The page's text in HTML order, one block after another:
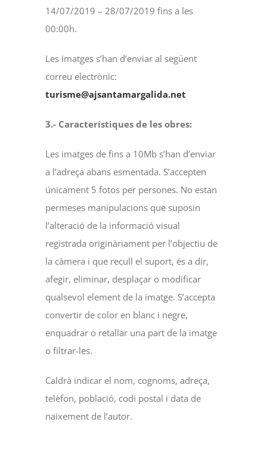
14/07/2019 – 28/07/2019 fins a les
00:00h.
Les imatges s’han d’enviar al següent
correu electrònic:
turisme@ajsantamargalida.net
3.- Característiques de les obres:
Les imatges de fins a 10Mb s’han d’enviar
a l’adreça abans esmentada. S’accepten
únicament 5 fotos per persones. No estan
permeses manipulacions que suposin
l’alteració de la informació visual
registrada originàriament per l’objectiu de
la càmera i que recull el suport, és a dir,
afegir, eliminar, desplaçar o modificar
qualsevol element de la imatge. S’accepta
convertir de color en blanc i negre,
enquadrar o retallar una part de la imatge
o filtrar-les.
Caldrà indicar el nom, cognoms, adreça,
telèfon, població, codi postal i data de
naixement de l’autor.